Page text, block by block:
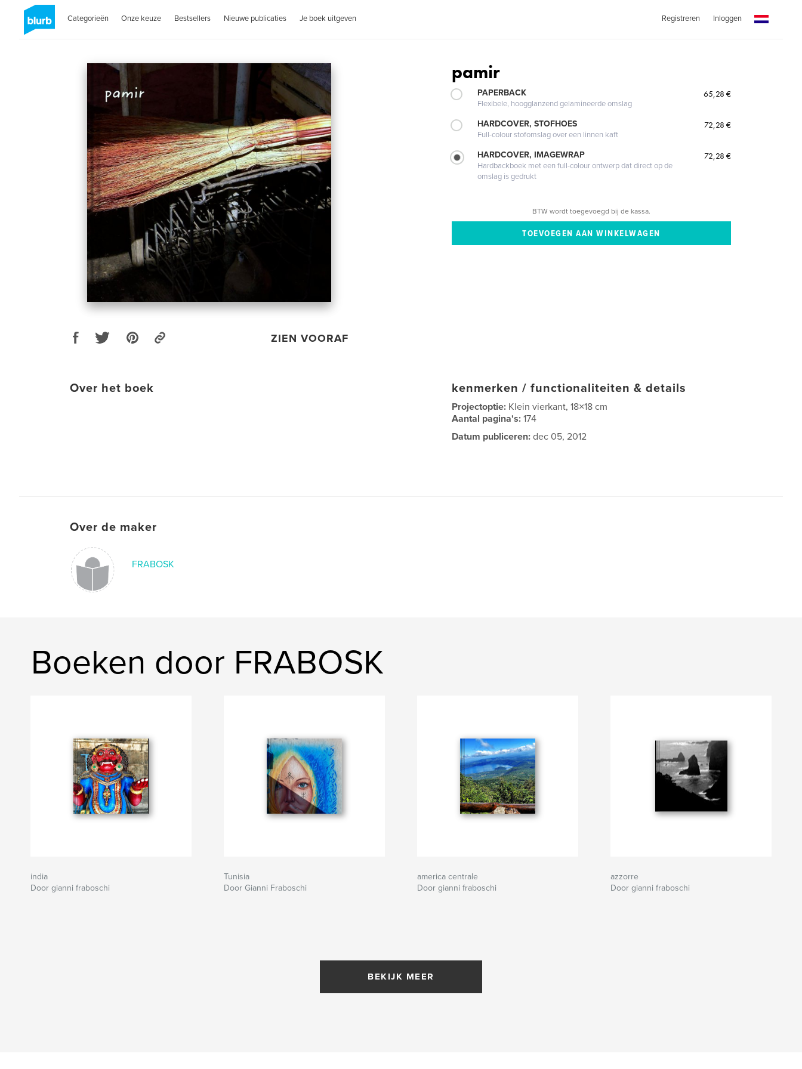
Categorieën Onze keuze Bestsellers Nieuwe publicaties Je boek uitgeven Registreren Inloggen
ZIEN VOORAF
pamir
PAPERBACK
Flexibele, hoogglanzend gelamineerde omslag
65,28 €
HARDCOVER, STOFHOES
Full-colour stofomslag over een linnen kaft
72,28 €
HARDCOVER, IMAGEWRAP
Hardbackboek met een full-colour ontwerp dat direct op de
omslag is gedrukt
72,28 €
BTW wordt toegevoegd bij de kassa.
Over het boek kenmerken / functionaliteiten & details
Projectoptie: Klein vierkant, 18×18 cm
Aantal pagina's:174
Datum publiceren: dec 05, 2012
Over de maker
FRABOSK
Boeken door FRABOSK
india
Door gianni fraboschi
Tunisia
Door Gianni Fraboschi
america centrale
Door gianni fraboschi
azzorre
Door gianni fraboschi
BEKIJK MEER